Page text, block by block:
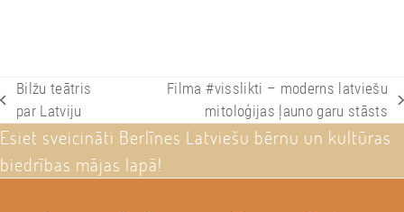
previous
post:
Bilžu teātris
par Latviju
post:
Filma #visslikti – moderns latviešu
mitoloģijas ļauno garu stāsts
Esiet sveicināti Berlīnes Latviešu bērnu un kultūras
biedrības mājas lapā!